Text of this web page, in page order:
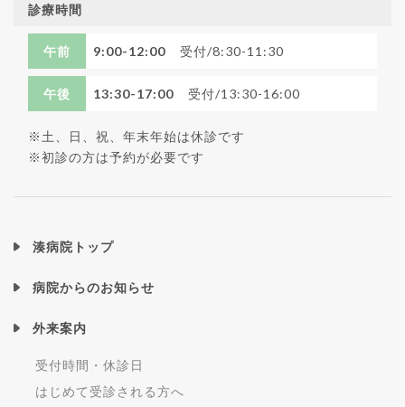
診療時間
午前 9:00-12:00 受付/8:30-11:30
午後 13:30-17:00 受付/13:30-16:00
※土、日、祝、年末年始は休診です
※初診の方は予約が必要です
湊病院トップ
病院からのお知らせ
外来案内
受付時間・休診日
はじめて受診される方へ